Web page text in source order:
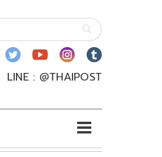
LINE : @THAIPOST